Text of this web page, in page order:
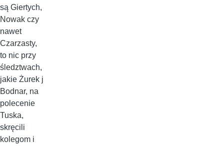
są Giertych,
Nowak czy
nawet
Czarzasty,
to nic przy
śledztwach,
jakie Żurek j
Bodnar, na
polecenie
Tuska,
skręcili
kolegom i